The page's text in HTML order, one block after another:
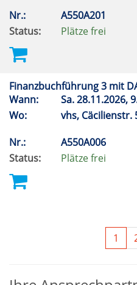
Nr.:
A550A201
Status:
Plätze frei
Finanzbuchführung 3 mit
Wann:
Sa.28.11.2026,
Wo:
vhs, Cäcilienstr.
Nr.:
A550A006
Status:
Plätze frei
1